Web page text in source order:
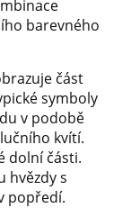
barevného
část
symboly
v podobě
kvítí.
dolní části.
hvězdy s
popředí.